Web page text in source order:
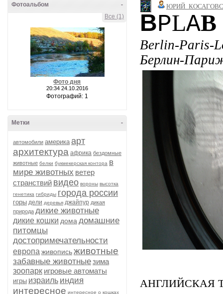
-
Фотоальбом
Все (1)
Фото дня
20:34 24.10.2016
Фотографий: 1
-
Метки
автомобили америка арт
архитектура африка бездомные
животные белки букмекерская контора в
мире животных ветер
странствий видео вороны высотка
генетика гибриды города россии
горы дели деревья джайпур дикая
природа дикие животные
дикие кошки дома домашние
питомцы
достопримечательности
европа живописьживотные
забавные животныезима
зоопарк игровые автоматы
игры израиль индия
интересное интересное о кошках
BPLAB
Berlin-Paris-
Берлин-
АНГЛИЙСКАЯ